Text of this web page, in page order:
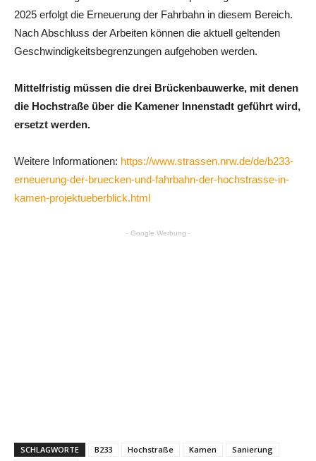
2025 erfolgt die Erneuerung der Fahrbahn in diesem Bereich.
Nach Abschluss der Arbeiten können die aktuell geltenden
Geschwindigkeitsbegrenzungen aufgehoben werden.
Mittelfristig müssen die drei Brückenbauwerke, mit denen
die Hochstraße über die Kamener Innenstadt geführt wird,
ersetzt werden.
Weitere Informationen: https://www.strassen.nrw.de/de/b233-
erneuerung-der-bruecken-und-fahrbahn-der-hochstrasse-in-
kamen-projektueberblick.html
- Google Werbung -
SCHLAGWORTE B233 Hochstraße Kamen
Sanierung